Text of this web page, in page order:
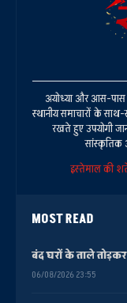
अयोध्या और आस-पास
स्थानीय समाचारों के
रखते हुए उपयोगी
सांस्कृतिक
इस्तेमाल की
MOST READ
बंद घरों के ताले तोड़कर
06/08/2026 23:55